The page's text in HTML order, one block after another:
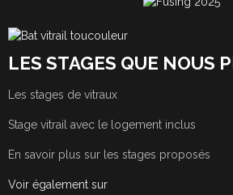
LES STAGES QUE NOUS
Les stages de vitraux
Stage vitrail avec le logement inclus
En savoir plus sur les stages proposés
Voir également sur